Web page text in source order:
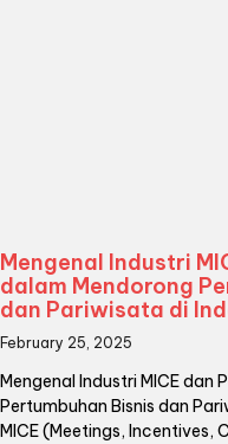
Mengenal Industri
dalam Mendorong
dan Pariwisata di
February 25, 2025
Mengenal Industri MICE dan
Pertumbuhan Bisnis dan
MICE (Meetings, Incentives,